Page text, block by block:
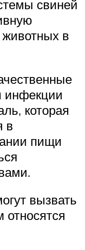
свиней
в
инфекции
которая
в
пищи
вызвать
относятся